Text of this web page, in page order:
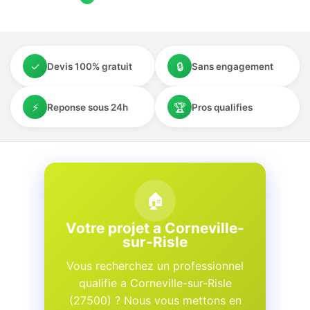
✓ Devis 100% gratuit 🔒 Sans engagement
⚡ Reponse sous 24h 🏆 Pros qualifies
🏠
Votre projet a Corneville-
sur-Risle
Vous recherchez un professionnel
qualifie a Corneville-sur-Risle
(27500) ? Nous vous mettons en